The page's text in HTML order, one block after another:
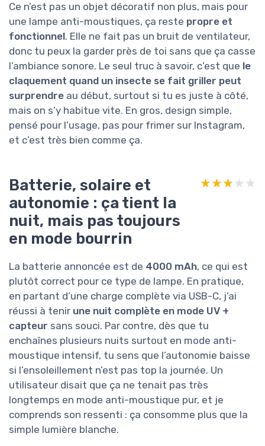
Ce n’est pas un objet décoratif non plus, mais pour
une lampe anti-moustiques, ça reste propre et
fonctionnel. Elle ne fait pas un bruit de ventilateur,
donc tu peux la garder près de toi sans que ça casse
l’ambiance sonore. Le seul truc à savoir, c’est que le
claquement quand un insecte se fait griller peut
surprendre au début, surtout si tu es juste à côté,
mais on s’y habitue vite. En gros, design simple,
pensé pour l’usage, pas pour frimer sur Instagram,
et c’est très bien comme ça.
Batterie, solaire et
autonomie : ça tient la
nuit, mais pas toujours
en mode bourrin
★★★★★
★★★★★
La batterie annoncée est de 4000 mAh, ce qui est
plutôt correct pour ce type de lampe. En pratique,
en partant d’une charge complète via USB-C, j’ai
réussi à tenir une nuit complète en mode UV +
capteur sans souci. Par contre, dès que tu
enchaînes plusieurs nuits surtout en mode anti-
moustique intensif, tu sens que l’autonomie baisse
si l’ensoleillement n’est pas top la journée. Un
utilisateur disait que ça ne tenait pas très
longtemps en mode anti-moustique pur, et je
comprends son ressenti : ça consomme plus que la
simple lumière blanche.